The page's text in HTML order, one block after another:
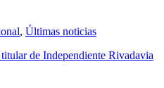
, Últimas noticias
de Independiente Rivadavia